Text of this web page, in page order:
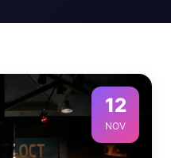
12
NOV